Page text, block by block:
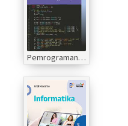
Pemrograman dan Komputerisasi Numerik Menggunakan Python